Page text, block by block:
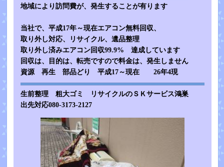
地域により訪問費が、発生することが有ります
当社で、平成17年～現在エアコン無料回収、
取り外し対応、リサイクル、遺品整理
取り外し済みエアコン回収99.9% 達成しています
回収は、目的は、転売ですので料金は、発生しません
資源 再生 部品どり 平成17～現在 26年4現
生前整理 粗大ゴミ リサイクルのＳＫサービス鴻巣
出先対応080-3173-2127